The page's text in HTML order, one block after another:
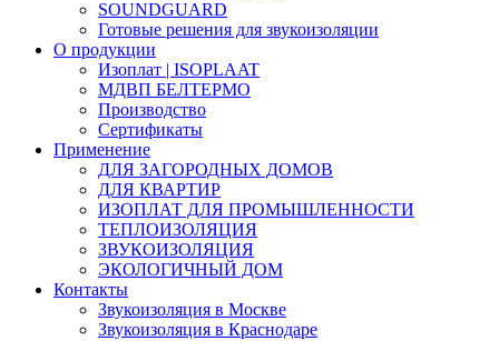
SOUNDGUARD
Готовые решения для звукоизоляции
О продукции
Изоплат | ISOPLAAT
МДВП БЕЛТЕРМО
Производство
Сертификаты
Применение
ДЛЯ ЗАГОРОДНЫХ ДОМОВ
ДЛЯ КВАРТИР
ИЗОПЛАТ ДЛЯ ПРОМЫШЛЕННОСТИ
ТЕПЛОИЗОЛЯЦИЯ
ЗВУКОИЗОЛЯЦИЯ
ЭКОЛОГИЧНЫЙ ДОМ
Контакты
Звукоизоляция в Москве
Звукоизоляция в Краснодаре